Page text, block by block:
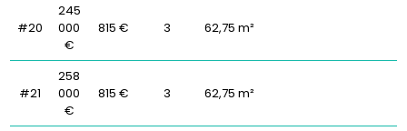
#20
245
000
€
815 € 3 62,75 m²
#21
258
000
€
815 € 3 62,75 m²